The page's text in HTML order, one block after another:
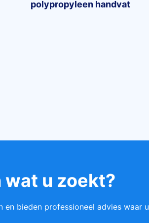
polypropyleen handvat
u zoekt?
bieden professioneel advies waar
Chat starten